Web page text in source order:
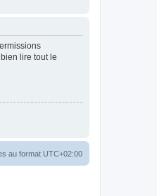
lire tout le
au format UTC+02:00